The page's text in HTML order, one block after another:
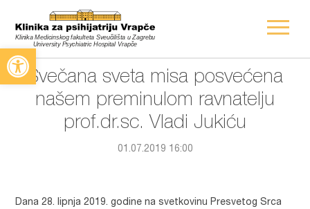
Open toolbar
Svečana sveta misa posvećena
našem preminulom ravnatelju
prof.dr.sc. Vladi Jukiću
01.07.2019 16:00
Dana 28. lipnja 2019. godine na svetkovinu Presvetog Srca